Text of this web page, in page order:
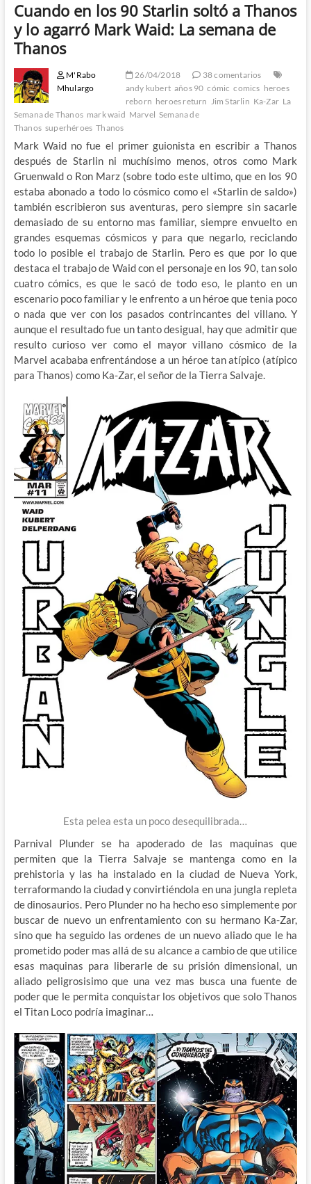
Cuando en los 90 Starlin soltó a Thanos
y lo agarró Mark Waid: La semana de
Thanos
M'Rabo
Mhulargo
26/04/2018
38 comentarios
andy kubert años 90 cómic comics heroes
reborn heroes return Jim Starlin Ka-Zar La
Semana de Thanos mark waid Marvel Semana de
Thanos superhéroes Thanos
Mark Waid no fue el primer guionista en escribir a Thanos
después de Starlin ni muchísimo menos, otros como Mark
Gruenwald o Ron Marz (sobre todo este ultimo, que en los 90
estaba abonado a todo lo cósmico como el «Starlin de saldo»)
también escribieron sus aventuras, pero siempre sin sacarle
demasiado de su entorno mas familiar, siempre envuelto en
grandes esquemas cósmicos y para que negarlo, reciclando
todo lo posible el trabajo de Starlin. Pero es que por lo que
destaca el trabajo de Waid con el personaje en los 90, tan solo
cuatro cómics, es que le sacó de todo eso, le planto en un
escenario poco familiar y le enfrento a un héroe que tenia poco
o nada que ver con los pasados contrincantes del villano. Y
aunque el resultado fue un tanto desigual, hay que admitir que
resulto curioso ver como el mayor villano cósmico de la
Marvel acababa enfrentándose a un héroe tan atípico (atípico
para Thanos) como Ka-Zar, el señor de la Tierra Salvaje.
Esta pelea esta un poco desequilibrada…
Parnival Plunder se ha apoderado de las maquinas que
permiten que la Tierra Salvaje se mantenga como en la
prehistoria y las ha instalado en la ciudad de Nueva York,
terraformando la ciudad y convirtiéndola en una jungla repleta
de dinosaurios. Pero Plunder no ha hecho eso simplemente por
buscar de nuevo un enfrentamiento con su hermano Ka-Zar,
sino que ha seguido las ordenes de un nuevo aliado que le ha
prometido poder mas allá de su alcance a cambio de que utilice
esas maquinas para liberarle de su prisión dimensional, un
aliado peligrosisimo que una vez mas busca una fuente de
poder que le permita conquistar los objetivos que solo Thanos
el Titan Loco podría imaginar…